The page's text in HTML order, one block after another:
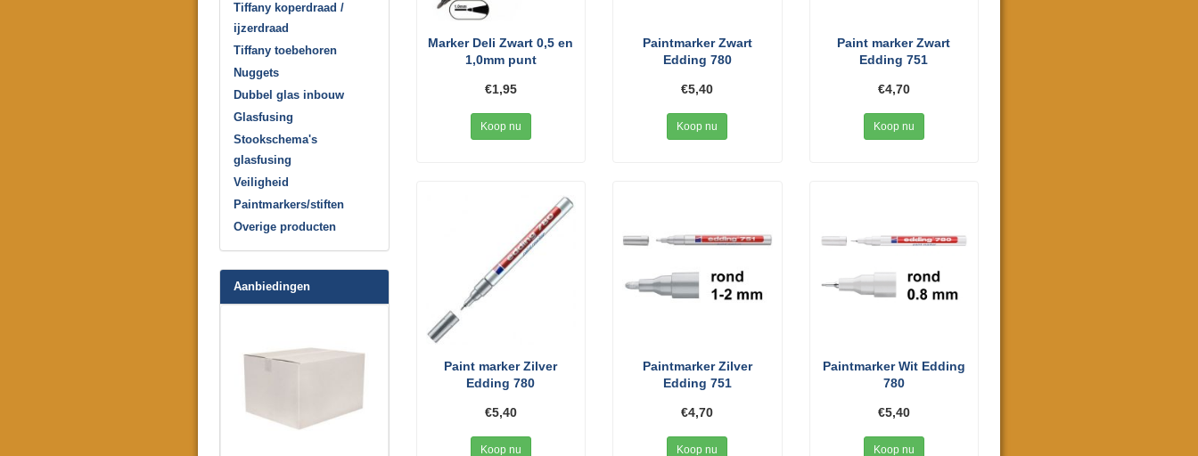
Marker Deli Zwart 0,5 en
1,0mm punt
€1,95
Koop nu
Paintmarker Zwart
Edding 780
€5,40
Koop nu
Paint marker Zwart
Edding 751
€4,70
Koop nu
Paint marker Zilver
Edding 780
€5,40
Koop nu
Paintmarker Zilver
Edding 751
€4,70
Koop nu
Paintmarker Wit Edding
780
€5,40
Koop nu
Tiffany koperdraad /
ijzerdraad
Tiffany toebehoren
Nuggets
Dubbel glas inbouw
Glasfusing
Stookschema's
glasfusing
Veiligheid
Paintmarkers/stiften
Overige producten
Aanbiedingen